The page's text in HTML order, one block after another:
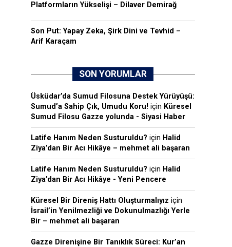
Platformların Yükselişi – Dilaver Demirağ
Son Put: Yapay Zeka, Şirk Dini ve Tevhid –
Arif Karaçam
SON YORUMLAR
Üsküdar’da Sumud Filosuna Destek Yürüyüşü:
Sumud’a Sahip Çık, Umudu Koru! için Küresel
Sumud Filosu Gazze yolunda - Siyasi Haber
Latife Hanım Neden Susturuldu? için Halid
Ziya’dan Bir Acı Hikâye – mehmet ali başaran
Latife Hanım Neden Susturuldu? için Halid
Ziya’dan Bir Acı Hikâye - Yeni Pencere
Küresel Bir Direniş Hattı Oluşturmalıyız için
İsrail’in Yenilmezliği ve Dokunulmazlığı Yerle
Bir – mehmet ali başaran
Gazze Direnişine Bir Tanıklık Süreci: Kur’an